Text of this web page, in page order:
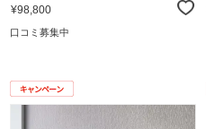
¥98,800
口コミ募集中